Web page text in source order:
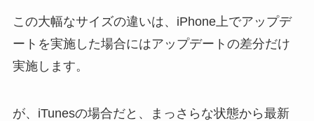
この大幅なサイズの違いは、iPhone上でアップデ
ートを実施した場合にはアップデートの差分だけ
実施します。
が、iTunesの場合だと、まっさらな状態から最新